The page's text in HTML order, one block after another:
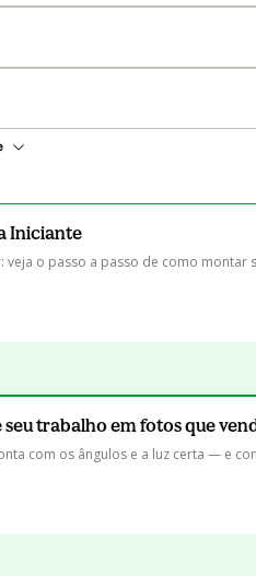
Iniciante
veja o passo a passo de como montar
seu trabalho em fotos que
com os ângulos e a luz certa — e